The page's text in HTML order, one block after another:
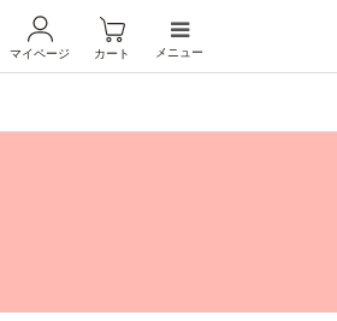
マイページ カート メニュー